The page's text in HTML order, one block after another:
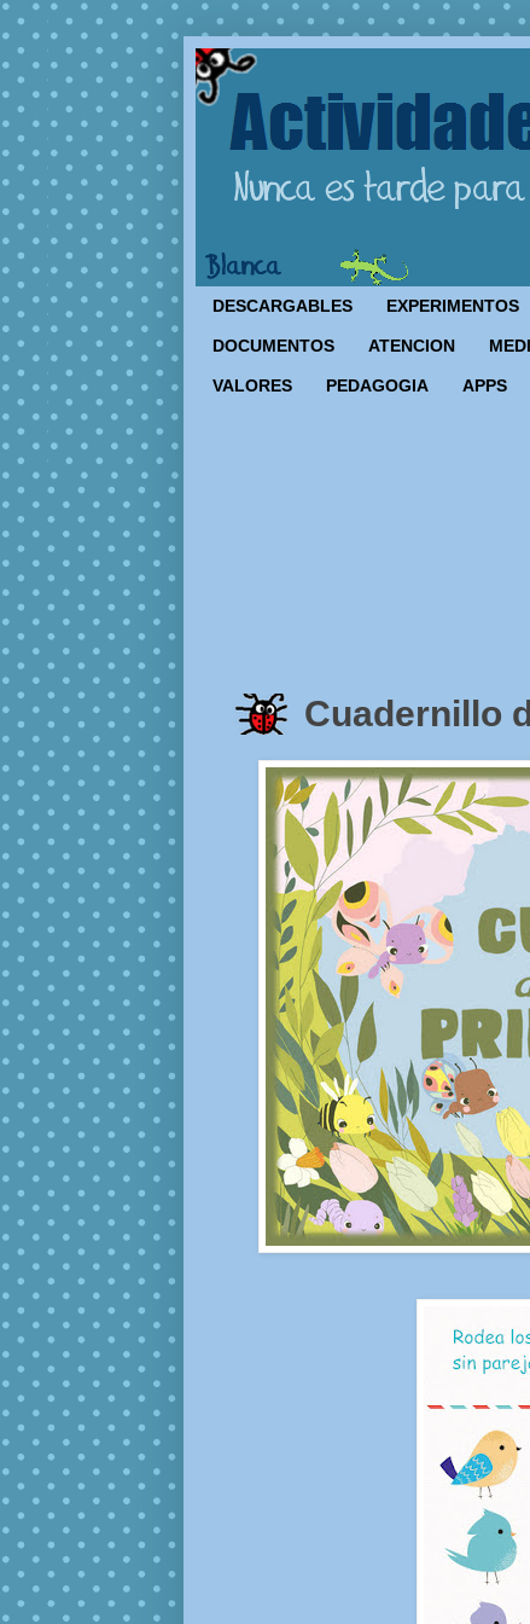
DESCARGABLES EXPERIMENTOS
DOCUMENTOS ATENCION
VALORES PEDAGOGIA APPS
Cuadernillo